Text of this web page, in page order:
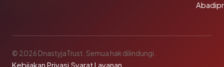
© 2026 DnastyjaTrust. Semua hak dilindungi.
Kebijakan Privasi·Syarat Layanan